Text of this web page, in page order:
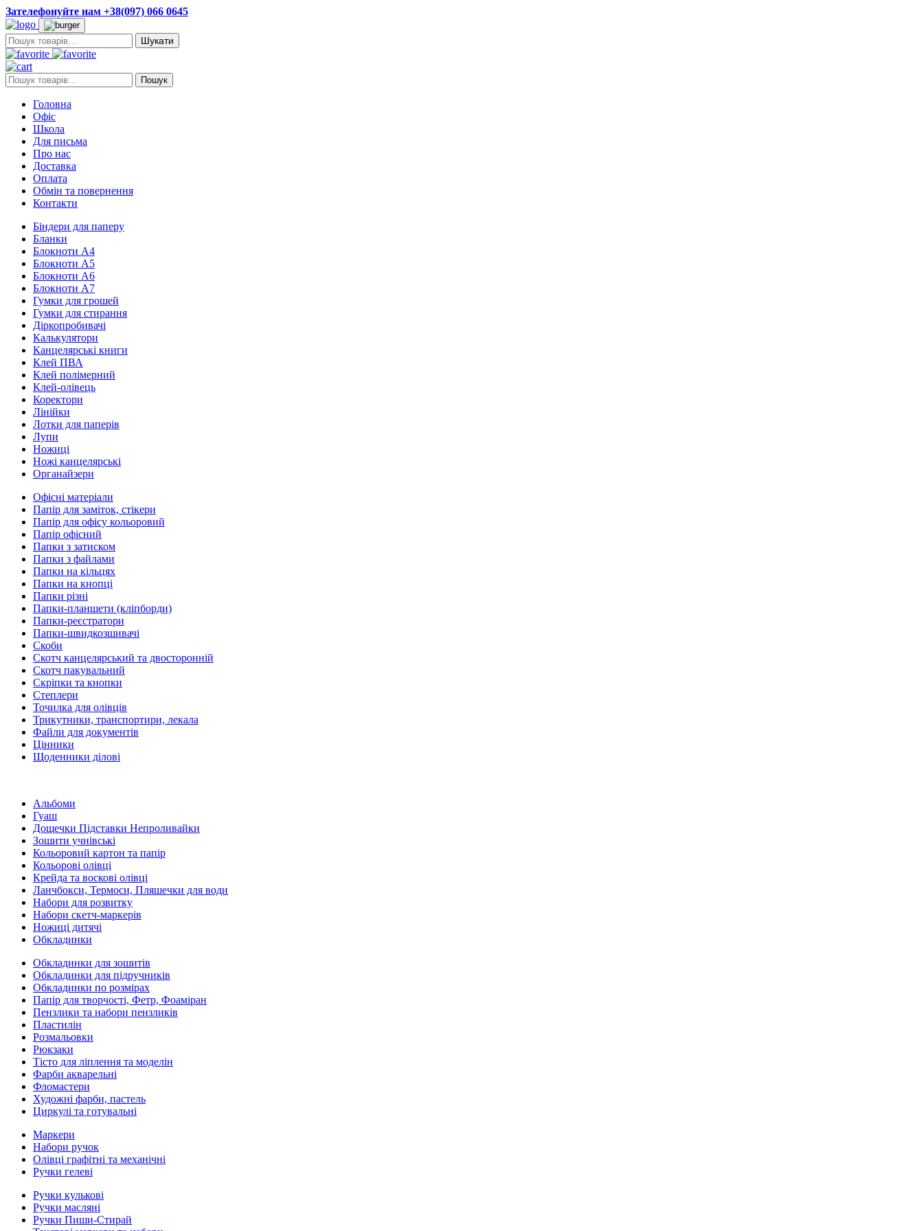
Зателефонуйте нам +38(097) 066 0645
Пошук:
Пошук: Пошук
Головна
Офіс
Школа
Для письма
Про нас
Доставка
Оплата
Обмін та повернення
Контакти
Біндери для паперу
Бланки
Блокноти А4
Блокноти А5
Блокноти А6
Блокноти А7
Гумки для грошей
Гумки для стирання
Діркопробивачі
Калькулятори
Канцелярські книги
Клей ПВА
Клей полімерний
Клей-олівець
Коректори
Лінійки
Лотки для паперів
Лупи
Ножиці
Ножі канцелярські
Органайзери
Офісні матеріали
Папір для заміток, стікери
Папір для офісу кольоровий
Папір офісний
Папки з затиском
Папки з файлами
Папки на кільцях
Папки на кнопці
Папки різні
Папки-планшети (кліпборди)
Папки-реєстратори
Папки-швидкозшивачі
Скоби
Скотч канцелярський та двосторонній
Скотч пакувальний
Скріпки та кнопки
Степлери
Точилка для олівців
Трикутники, транспортири, лекала
Файли для документів
Цінники
Щоденники ділові
Альбоми
Гуаш
Дощечки Підставки Непроливайки
Зошити учнівські
Кольоровий картон та папір
Кольорові олівці
Крейда та воскові олівці
Ланчбокси, Термоси, Пляшечки для води
Набори для розвитку
Набори скетч-маркерів
Ножиці дитячі
Обкладинки
Обкладинки для зошитів
Обкладинки для підручників
Обкладинки по розмірах
Папір для творчості, Фетр, Фоаміран
Пензлики та набори пензликів
Пластилін
Розмальовки
Рюкзаки
Тісто для ліплення та моделін
Фарби акварельні
Фломастери
Художні фарби, пастель
Циркулі та готувальні
Маркери
Набори ручок
Олівці графітні та механічні
Ручки гелеві
Ручки кулькові
Ручки масляні
Ручки Пиши-Стирай